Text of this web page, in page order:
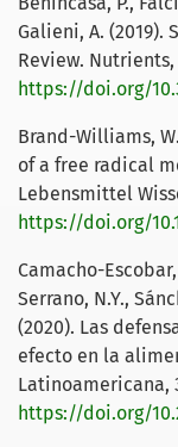
Galieni, A. (2019).
Review. Nutrients,
https://doi.org/
Brand-Williams,
of a free radical
Lebensmittel
https://doi.org/
Camacho-
Serrano, N.Y.,
(2020). Las
efecto en la
Latinoamericana,
https://doi.org/